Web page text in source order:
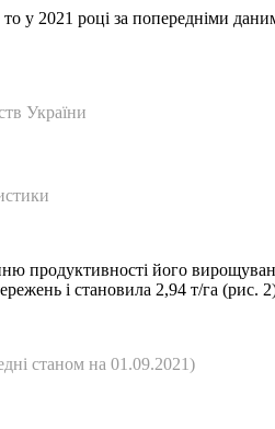
у 2021 році за попередніми
України
продуктивності його
і становила 2,94 т/га (рис.
станом на 01.09.2021)